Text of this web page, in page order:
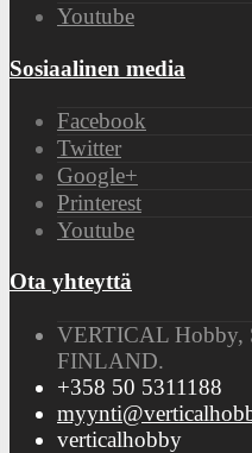
Youtube
Sosiaalinen media
Facebook
Twitter
Google+
Printerest
Youtube
Ota yhteyttä
VERTICAL Hobby,
FINLAND.
+358 50 5311188
verticalhobby